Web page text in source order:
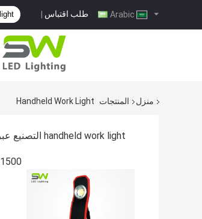
طلب اقتباس |
منزل المنتجات Handheld Work Light
handheld work light التصنيع عبر الإنترنت
1500 لومينز قابلة للشحن ضوء العمل المحمولة مع الجسم الألومنيوم وحامل المغناطيسي